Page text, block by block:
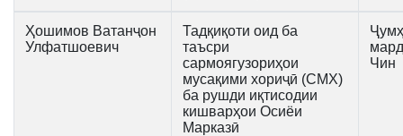
Ҳошимов Ватанҷон
Улфатшоевич
Тадқиқоти оид ба
таъсри
сармоягузориҳои
мусақими хориҷӣ (СМХ)
ба рушди иқтисодии
кишварҳои Осиёи
Марказӣ
Чин